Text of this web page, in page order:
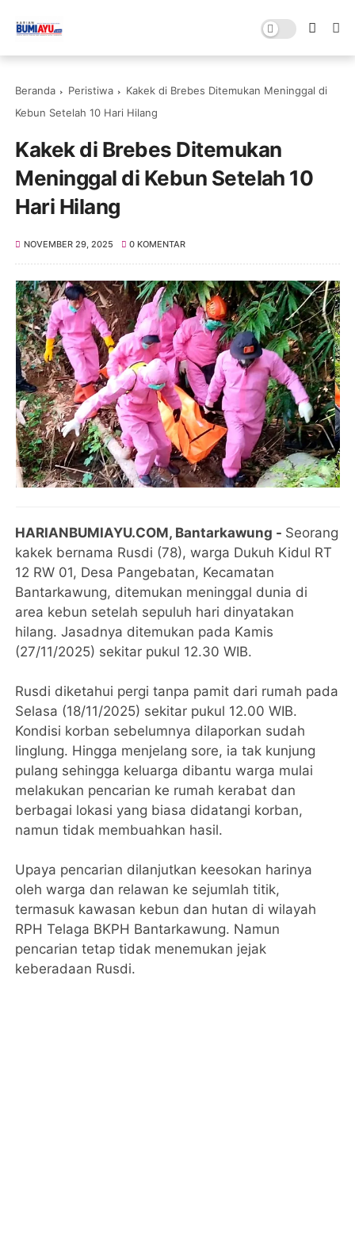
Beranda Peristiwa
Kakek di Brebes Ditemukan Meninggal di
Kebun Setelah 10 Hari Hilang
Kakek di Brebes Ditemukan
Meninggal di Kebun Setelah 10
Hari Hilang
NOVEMBER 29, 2025 0 KOMENTAR
HARIANBUMIAYU.COM, Bantarkawung - Seorang
kakek bernama Rusdi (78), warga Dukuh Kidul RT
12 RW 01, Desa Pangebatan, Kecamatan
Bantarkawung, ditemukan meninggal dunia di
area kebun setelah sepuluh hari dinyatakan
hilang. Jasadnya ditemukan pada Kamis
(27/11/2025) sekitar pukul 12.30 WIB.
Rusdi diketahui pergi tanpa pamit dari rumah pada
Selasa (18/11/2025) sekitar pukul 12.00 WIB.
Kondisi korban sebelumnya dilaporkan sudah
linglung. Hingga menjelang sore, ia tak kunjung
pulang sehingga keluarga dibantu warga mulai
melakukan pencarian ke rumah kerabat dan
berbagai lokasi yang biasa didatangi korban,
namun tidak membuahkan hasil.
Upaya pencarian dilanjutkan keesokan harinya
oleh warga dan relawan ke sejumlah titik,
termasuk kawasan kebun dan hutan di wilayah
RPH Telaga BKPH Bantarkawung. Namun
pencarian tetap tidak menemukan jejak
keberadaan Rusdi.